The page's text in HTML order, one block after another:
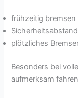
frühzeitig bremsen
plötzliches
Besonders bei
aufmerksam